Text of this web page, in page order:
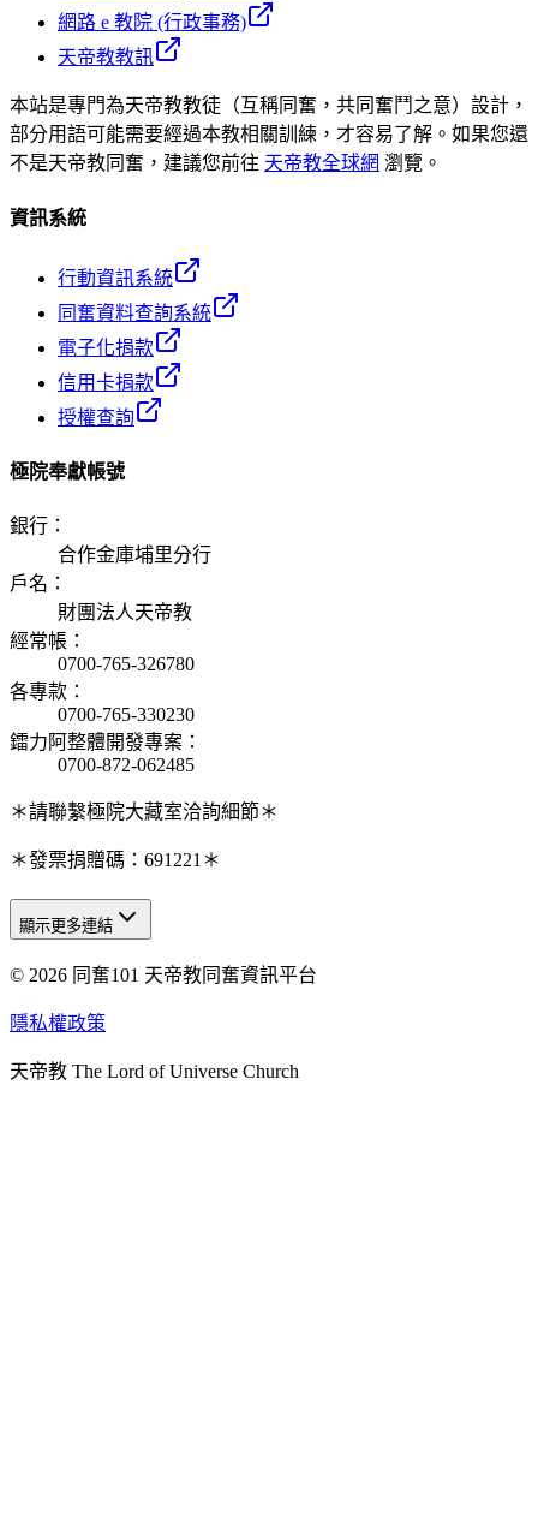
網路 e 教院 (行政事務)
天帝教教訊
本站是專門為天帝教教徒（互稱同奮，共同奮鬥之意）設計，
部分用語可能需要經過本教相關訓練，才容易了解。如果您還
不是天帝教同奮，建議您前往 天帝教全球網 瀏覽。
資訊系統
行動資訊系統
同奮資料查詢系統
電子化捐款
信用卡捐款
授權查詢
極院奉獻帳號
銀行 ：
合作金庫埔里分行
戶名 ：
財團法人天帝教
經常帳 ：
0700-765-326780
各專款 ：
0700-765-330230
鐳力阿整體開發專案 ：
0700-872-062485
＊請聯繫極院大藏室洽詢細節＊
＊發票捐贈碼：691221＊
天人研究總院
天人研究學院
天人炁功院
顯示更多連結
© 2026 同奮101 天帝教同奮資訊平台
隱私權政策
天帝教 The Lord of Universe Church